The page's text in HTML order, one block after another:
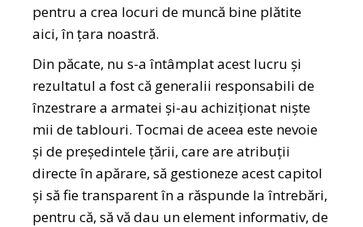
pentru a crea locuri de muncă bine plătite
aici, în țara noastră.
Din păcate, nu s-a întâmplat acest lucru și
rezultatul a fost că generalii responsabili de
înzestrare a armatei și-au achiziționat niște
mii de tablouri. Tocmai de aceea este nevoie
și de președintele țării, care are atribuții
directe în apărare, să gestioneze acest capitol
și să fie transparent în a răspunde la întrebări,
pentru că, să vă dau un element informativ, de